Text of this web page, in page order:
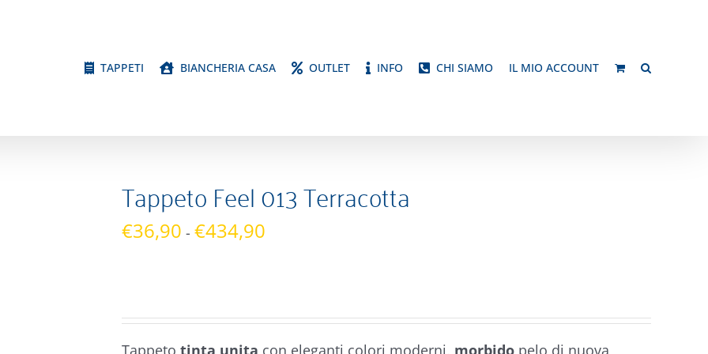
TAPPETI BIANCHERIA CASA OUTLET INFO CHI SIAMO IL MIO ACCOUNT
Tappeto Feel 013 Terracotta
€36,90 - €434,90
Tappeto tinta unita con eleganti colori moderni, morbido pelo di nuova